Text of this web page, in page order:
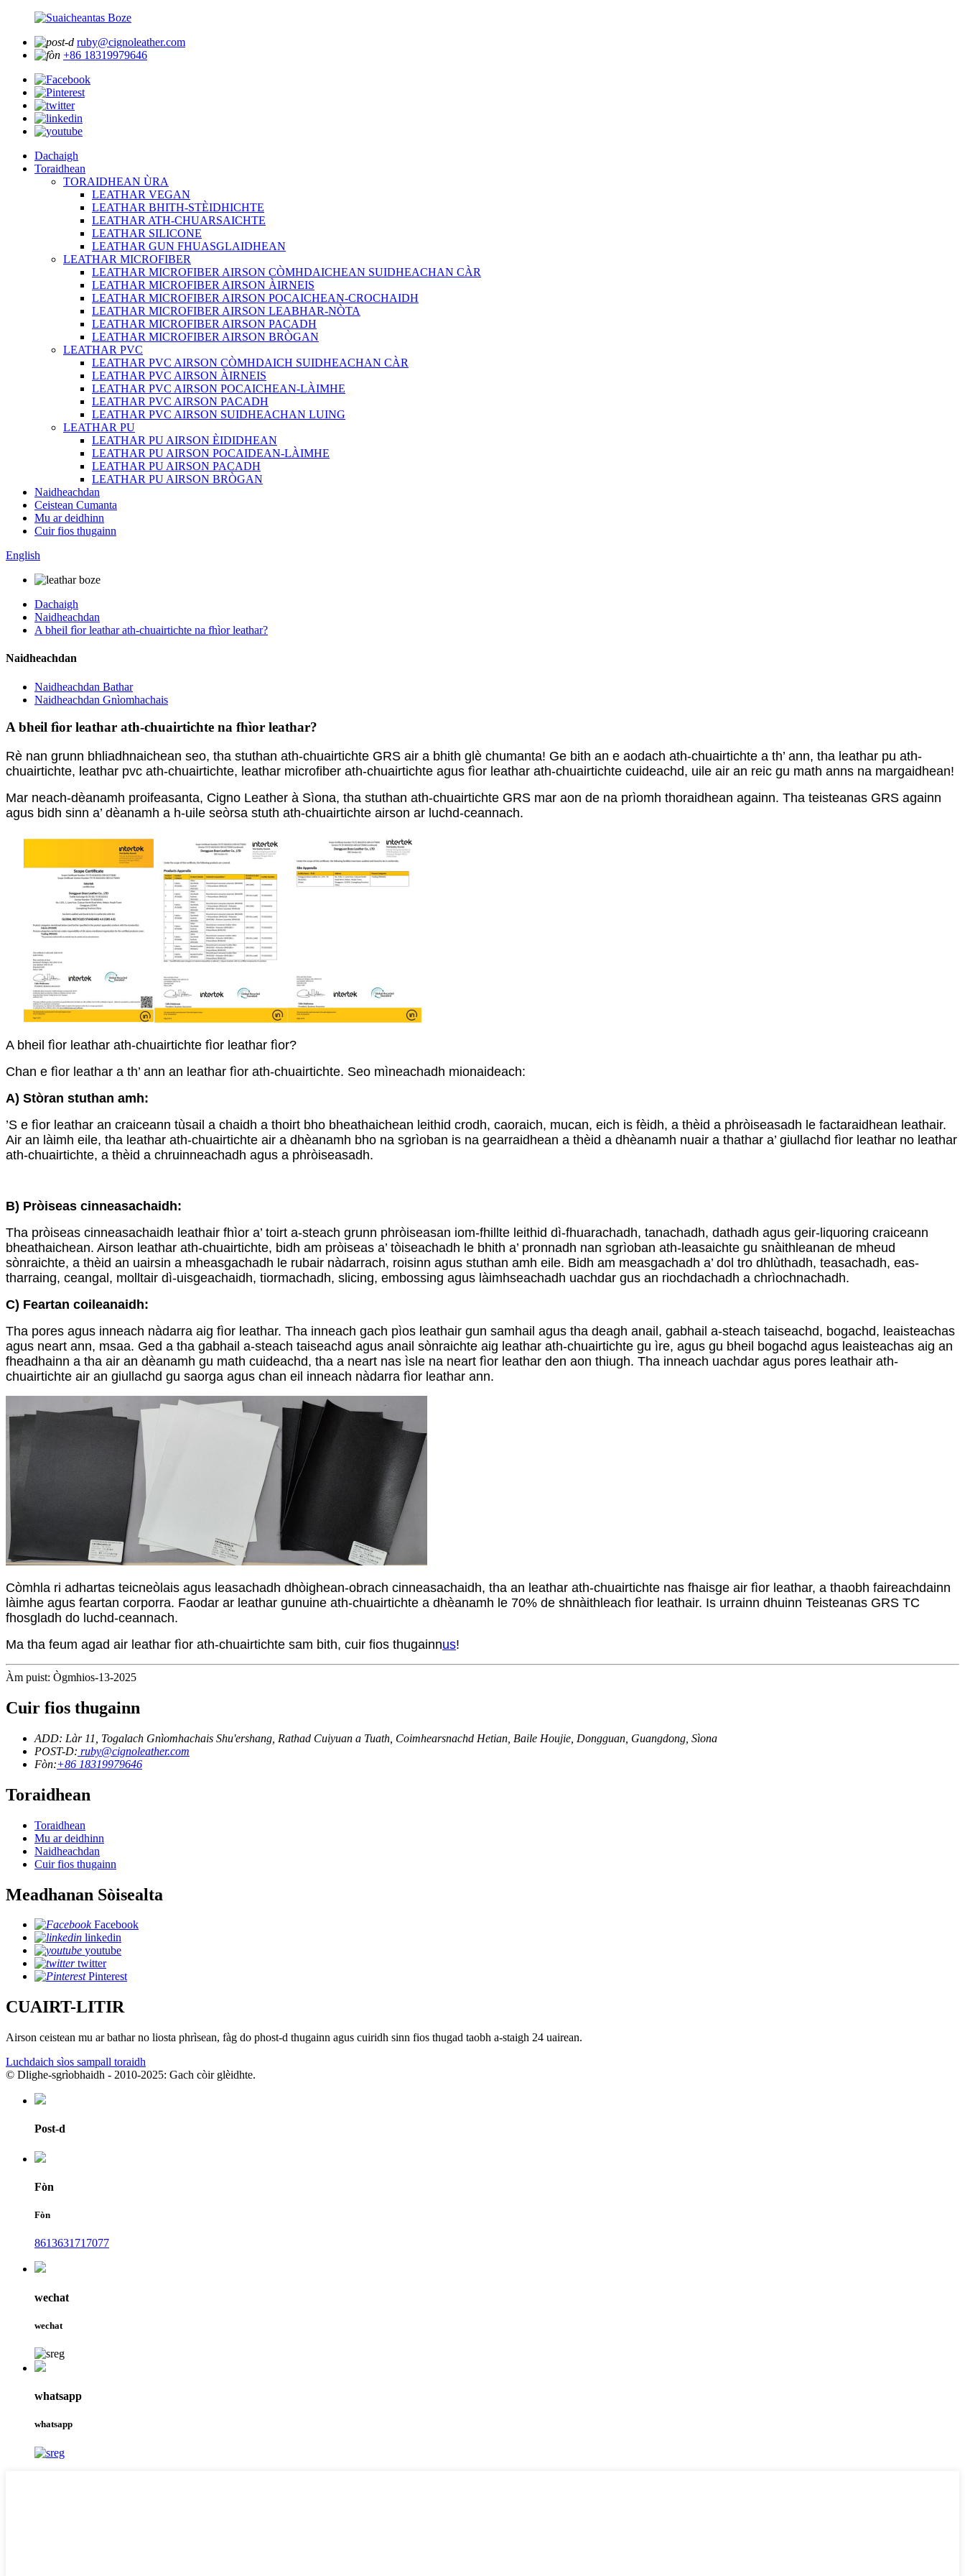
ruby@cignoleather.com
+86 18319979646
Dachaigh
Toraidhean
TORAIDHEAN ÙRA
LEATHAR VEGAN
LEATHAR BHITH-STÈIDHICHTE
LEATHAR ATH-CHUARSAICHTE
LEATHAR SILICONE
LEATHAR GUN FHUASGLAIDHEAN
LEATHAR MICROFIBER
LEATHAR MICROFIBER AIRSON CÒMHDAICHEAN SUIDHEACHAN CÀR
LEATHAR MICROFIBER AIRSON ÀIRNEIS
LEATHAR MICROFIBER AIRSON POCAICHEAN-CROCHAIDH
LEATHAR MICROFIBER AIRSON LEABHAR-NÒTA
LEATHAR MICROFIBER AIRSON PACADH
LEATHAR MICROFIBER AIRSON BRÒGAN
LEATHAR PVC
LEATHAR PVC AIRSON CÒMHDAICH SUIDHEACHAN CÀR
LEATHAR PVC AIRSON ÀIRNEIS
LEATHAR PVC AIRSON POCAICHEAN-LÀIMHE
LEATHAR PVC AIRSON PACADH
LEATHAR PVC AIRSON SUIDHEACHAN LUING
LEATHAR PU
LEATHAR PU AIRSON ÈIDIDHEAN
LEATHAR PU AIRSON POCAIDEAN-LÀIMHE
LEATHAR PU AIRSON PACADH
LEATHAR PU AIRSON BRÒGAN
Naidheachdan
Ceistean Cumanta
Mu ar deidhinn
Cuir fios thugainn
English
Dachaigh
Naidheachdan
A bheil fìor leathar ath-chuairtichte na fhìor leathar?
Naidheachdan
Naidheachdan Bathar
Naidheachdan Gnìomhachais
A bheil fìor leathar ath-chuairtichte na fhìor leathar?
Rè nan grunn bhliadhnaichean seo, tha stuthan ath-chuairtichte GRS air a bhith glè chumanta! Ge bith an e aodach ath-chuairtichte a th’ ann, tha leathar pu ath-
chuairtichte, leathar pvc ath-chuairtichte, leathar microfiber ath-chuairtichte agus fìor leathar ath-chuairtichte cuideachd, uile air an reic gu math anns na margaidhean!
Mar neach-dèanamh proifeasanta, Cigno Leather à Sìona, tha stuthan ath-chuairtichte GRS mar aon de na prìomh thoraidhean againn. Tha teisteanas GRS againn
agus bidh sinn a’ dèanamh a h-uile seòrsa stuth ath-chuairtichte airson ar luchd-ceannach.
A bheil fìor leathar ath-chuairtichte fìor leathar fìor?
Chan e fìor leathar a th’ ann an leathar fìor ath-chuairtichte. Seo mìneachadh mionaideach:
A) Stòran stuthan amh:
’S e fìor leathar an craiceann tùsail a chaidh a thoirt bho bheathaichean leithid crodh, caoraich, mucan, eich is fèidh, a thèid a phròiseasadh le factaraidhean leathair.
Air an làimh eile, tha leathar ath-chuairtichte air a dhèanamh bho na sgrìoban is na gearraidhean a thèid a dhèanamh nuair a thathar a’ giullachd fìor leathar no leathar
ath-chuairtichte, a thèid a chruinneachadh agus a phròiseasadh.
B) Pròiseas cinneasachaidh:
Tha pròiseas cinneasachaidh leathair fhìor a’ toirt a-steach grunn phròiseasan iom-fhillte leithid dì-fhuarachadh, tanachadh, dathadh agus geir-liquoring craiceann
bheathaichean. Airson leathar ath-chuairtichte, bidh am pròiseas a’ tòiseachadh le bhith a’ pronnadh nan sgrìoban ath-leasaichte gu snàithleanan de mheud
sònraichte, a thèid an uairsin a mheasgachadh le rubair nàdarrach, roisinn agus stuthan amh eile. Bidh am measgachadh a’ dol tro dhlùthadh, teasachadh, eas-
tharraing, ceangal, molltair dì-uisgeachaidh, tiormachadh, slicing, embossing agus làimhseachadh uachdar gus an riochdachadh a chrìochnachadh.
C) Feartan coileanaidh:
Tha pores agus inneach nàdarra aig fìor leathar. Tha inneach gach pìos leathair gun samhail agus tha deagh anail, gabhail a-steach taiseachd, bogachd, leaisteachas
agus neart ann, msaa. Ged a tha gabhail a-steach taiseachd agus anail sònraichte aig leathar ath-chuairtichte gu ìre, agus gu bheil bogachd agus leaisteachas aig an
fheadhainn a tha air an dèanamh gu math cuideachd, tha a neart nas ìsle na neart fìor leathar den aon thiugh. Tha inneach uachdar agus pores leathair ath-
chuairtichte air an giullachd gu saorga agus chan eil inneach nàdarra fìor leathar ann.
Còmhla ri adhartas teicneòlais agus leasachadh dhòighean-obrach cinneasachaidh, tha an leathar ath-chuairtichte nas fhaisge air fìor leathar, a thaobh faireachdainn
làimhe agus feartan corporra. Faodar ar leathar gunuine ath-chuairtichte a dhèanamh le 70% de shnàithleach fìor leathair. Is urrainn dhuinn Teisteanas GRS TC
fhosgladh do luchd-ceannach.
Ma tha feum agad air leathar fìor ath-chuairtichte sam bith, cuir fios thugainnus!
Àm puist: Ògmhios-13-2025
Cuir fios thugainn
ADD: Làr 11, Togalach Gnìomhachais Shu'ershang, Rathad Cuiyuan a Tuath, Coimhearsnachd Hetian, Baile Houjie, Dongguan, Guangdong, Sìona
POST-D: ruby@cignoleather.com
Fòn:+86 18319979646
Toraidhean
Toraidhean
Mu ar deidhinn
Naidheachdan
Cuir fios thugainn
Meadhanan Sòisealta
Facebook
linkedin
youtube
twitter
Pinterest
CUAIRT-LITIR
Airson ceistean mu ar bathar no liosta phrìsean, fàg do phost-d thugainn agus cuiridh sinn fios thugad taobh a-staigh 24 uairean.
Luchdaich sìos sampall toraidh
© Dlighe-sgrìobhaidh - 2010-2025: Gach còir glèidhte.
Post-d
Fòn
Fòn
8613631717077
wechat
wechat
whatsapp
whatsapp